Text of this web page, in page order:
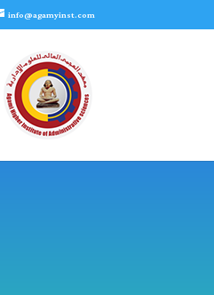
info@agamyinst.com